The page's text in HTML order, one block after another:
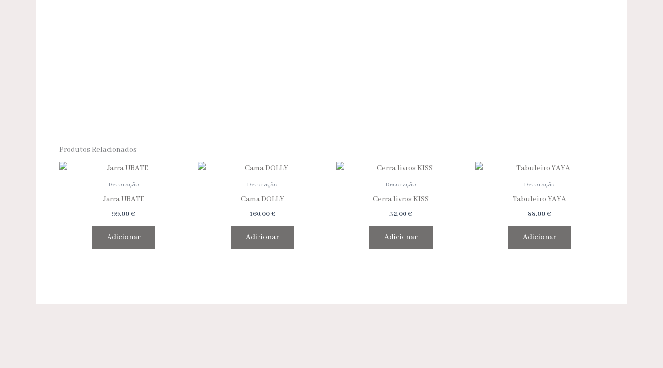
Produtos Relacionados
Decoração
Jarra UBATE
99,00€
Adicionar
Decoração
Cama DOLLY
160,00€
Adicionar
Decoração
Cerra livros KISS
32,00€
Adicionar
Decoração
Tabuleiro YAYA
88,00€
Adicionar